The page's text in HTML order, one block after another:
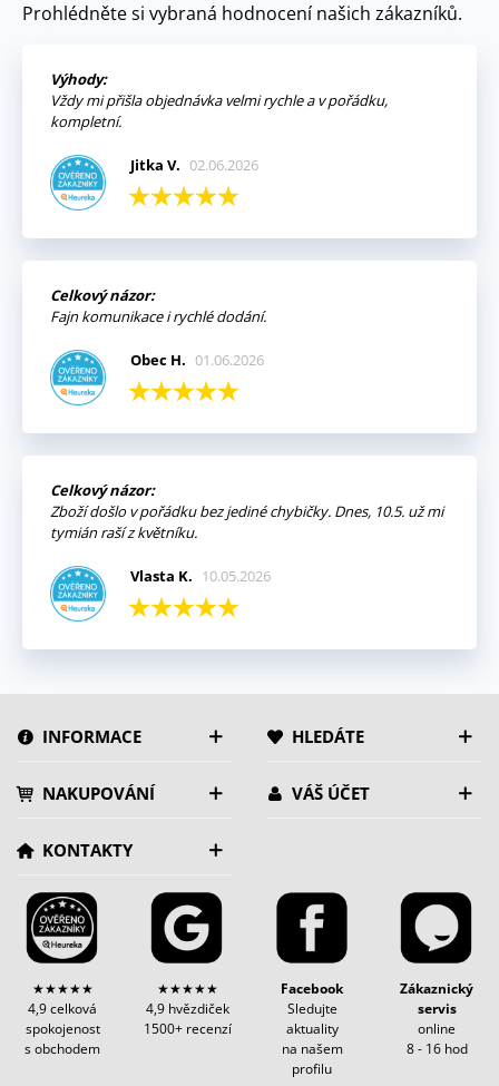
Prohlédněte si vybraná hodnocení našich zákazníků.
Výhody:
Vždy mi přišla objednávka velmi rychle a v pořádku,
kompletní.
Jitka V. 02.06.2026
Celkový názor:
Fajn komunikace i rychlé dodání.
Obec H. 01.06.2026
Celkový názor:
Zboží došlo v pořádku bez jediné chybičky. Dnes, 10.5. už mi
tymián raší z květníku.
Vlasta K. 10.05.2026
INFORMACE HLEDÁTE
NAKUPOVÁNÍ VÁŠ ÚČET
KONTAKTY
★★★★★
4,9 celková
spokojenost
s obchodem
★★★★★
4,9 hvězdiček
1500+ recenzí
Facebook
Sledujte
aktuality
na našem
profilu
Zákaznický
servis
online
8 - 16 hod